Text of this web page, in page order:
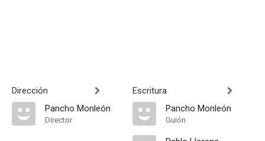
Dirección
Pancho Monleón
Director
Escritura
Pancho Monleón
Guión